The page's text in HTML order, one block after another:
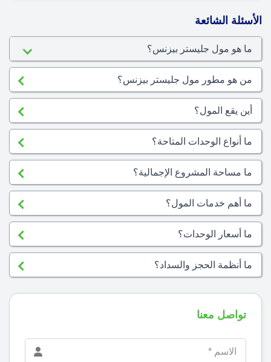
الأسئلة الشائعة
ما هو مول جليستر بيزنس؟
من هو مطور مول جليستر بيزنس؟
أين يقع المول؟
ما أنواع الوحدات المتاحة؟
ما مساحة المشروع الإجمالية؟
ما أهم خدمات المول؟
ما أسعار الوحدات؟
ما أنظمة الحجز والسداد؟
تواصل معنا